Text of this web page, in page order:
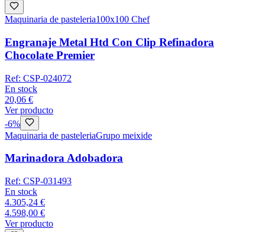
Maquinaria de pasteleria100x100 Chef
Engranaje Metal Htd Con Clip Refinadora
Chocolate Premier
Ref: CSP-024072
En stock
20,06 €
Ver producto
-6%
Maquinaria de pasteleriaGrupo meixide
Marinadora Adobadora
Ref: CSP-031493
En stock
4.305,24 €
4.598,00 €
Ver producto